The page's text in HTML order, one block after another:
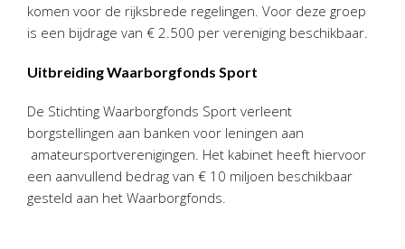
Twinfield – Boekhouden
BaseCone – Facturen
Visionplanner – Rapportage
Online Salaris – Salarissen
Nextens-Accorderen aangiften
komen voor de rijksbrede regelingen. Voor deze groep
is een bijdrage van € 2.500 per vereniging beschikbaar.
Uitbreiding Waarborgfonds Sport
De Stichting Waarborgfonds Sport verleent
borgstellingen aan banken voor leningen aan
amateursportverenigingen. Het kabinet heeft hiervoor
een aanvullend bedrag van € 10 miljoen beschikbaar
gesteld aan het Waarborgfonds.